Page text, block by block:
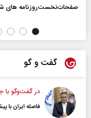
صفحات‌نخست‌روزنامه ها‌ی شنبه ۱۷
گفت و گو
در گفت‌و‌گو با
فاصله ایران